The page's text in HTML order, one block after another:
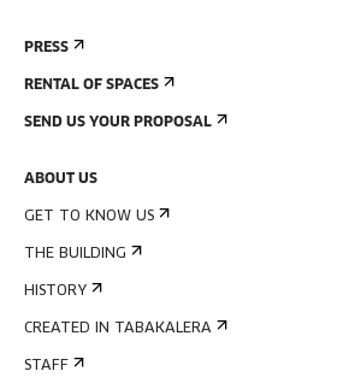
PRESS
RENTAL OF SPACES
SEND US YOUR PROPOSAL
ABOUT US
GET TO KNOW US
THE BUILDING
HISTORY
CREATED IN TABAKALERA
STAFF